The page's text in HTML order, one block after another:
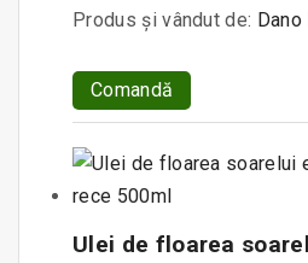
Produs și vândut de: Dano
Comandă
Ulei de floarea